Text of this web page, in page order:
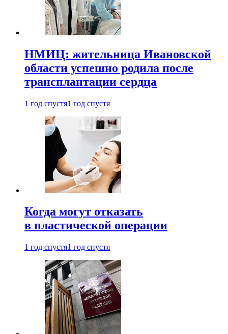
НМИЦ: жительница Ивановской
области успешно родила после
трансплантации сердца
1 год спустя1 год спустя
Когда могут отказать
в пластической операции
1 год спустя1 год спустя